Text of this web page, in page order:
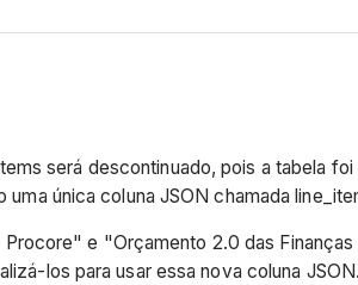
será descontinuado, pois a tabela
única coluna JSON chamada
e "Orçamento 2.0 das
los para usar essa nova coluna JSON.